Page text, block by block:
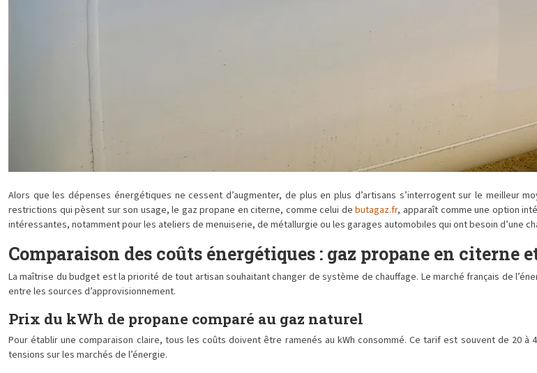
Alors que les dépenses énergétiques ne cessent d’augmenter, de plus en plus d’artisans s’interrogent sur le meilleur
restrictions qui pèsent sur son usage, le gaz propane en citerne, comme celui debutagaz.fr, apparaît comme une option
intéressantes, notamment pour les ateliers de menuiserie, de métallurgie ou les garages automobiles qui ont besoin d’une
Comparaison des coûts énergétiques : gaz propane en citerne
La maîtrise du budget est la priorité de tout artisan souhaitant changer de système de chauffage. Le marché français de
entre les sources d’approvisionnement.
Prix du kWh de propane comparé au gaz naturel
Pour établir une comparaison claire, tous les coûts doivent être ramenés au kWh consommé. Ce tarif est souvent de 20
tensions sur les marchés de l’énergie.